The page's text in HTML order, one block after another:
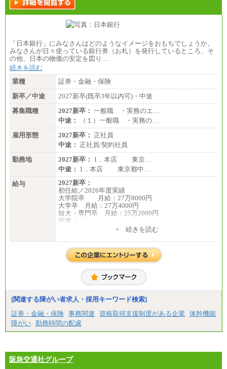
「日本銀行」にみなさんはどのようなイメージをおもちでしょうか。
みなさんが日々使っている銀行券（お札）を発行しているところ、そ
の他、日本の物価の安定を図り…
続きを読む
業種
証券・金融・保険
新卒／中途
2027新卒(既卒3年以内可)・中途
募集職種
2027新卒： 一般職 ・実務のエ…
中途：
（１）一般職 ・実務の…
雇用形態
2027新卒： 正社員
中途： 正社員/契約社員
勤務地
2027新卒： 1．本店 東京…
中途： 1．本店 東京都中…
給与
2027新卒：
初任給／2026年度実績
大学院卒 月給：27万8000円
大学卒 月給：27万4000円
短大・専門卒 月給：25万2000円
中途：
※職務経験等を考慮し決定いたします。
※試用期間中も給与に変更はございません
+ 続きを読む
[関連する障がい者求人・採用キーワード検索]
証券・金融・保険 事務関連 資格取得支援制度がある企業
体幹機能
障がい 勤務時間の配慮
阪急交通社グループ